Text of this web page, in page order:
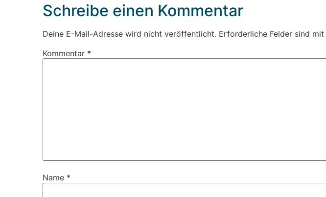
Schreibe einen Kommentar
Deine E-Mail-Adresse wird nicht veröffentlicht. Erforderliche Felder sind mit
Kommentar *
Name *